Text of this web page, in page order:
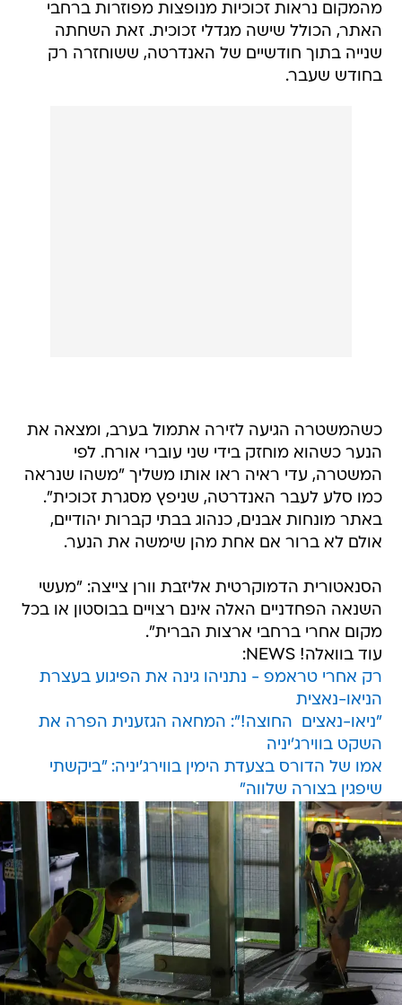
מהמקום נראות זכוכיות מנופצות מפוזרות ברחבי
האתר, הכולל שישה מגדלי זכוכית. זאת השחתה
שנייה בתוך חודשיים של האנדרטה, ששוחזרה רק
בחודש שעבר.
כשהמשטרה הגיעה לזירה אתמול בערב, ומצאה את
הנער כשהוא מוחזק בידי שני עוברי אורח. לפי
המשטרה, עדי ראיה ראו אותו משליך "משהו שנראה
כמו סלע לעבר האנדרטה, שניפץ מסגרת זכוכית".
באתר מונחות אבנים, כנהוג בבתי קברות יהודיים,
אולם לא ברור אם אחת מהן שימשה את הנער.
הסנאטורית הדמוקרטית אליזבת וורן צייצה: "מעשי
השנאה הפחדניים האלה אינם רצויים בבוסטון או בכל
מקום אחרי ברחבי ארצות הברית".
עוד בוואלה! NEWS:
רק אחרי טראמפ - נתניהו גינה את הפיגוע בעצרת
הניאו-נאצית
"ניאו-נאצים  החוצה!": המחאה הגזענית הפרה את
השקט בווירג'יניה
אמו של הדורס בצעדת הימין בווירג'יניה: "ביקשתי
שיפגין בצורה שלווה"